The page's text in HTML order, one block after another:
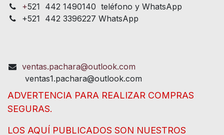
+521 442 1490140 teléfono y WhatsApp
+521 442 3396227 WhatsApp
ventas.pachara@outlook.com
ventas1.pachara@outlook.com
ADVERTENCIA PARA REALIZAR COMPRAS
SEGURAS.
LOS AQUÍ PUBLICADOS SON NUESTROS